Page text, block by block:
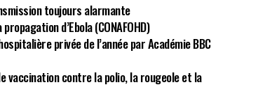
toujours alarmante
d’Ebola (CONAFOHD)
privée de l’année par Académie BBC
vaccination contre la polio, la rougeole et la